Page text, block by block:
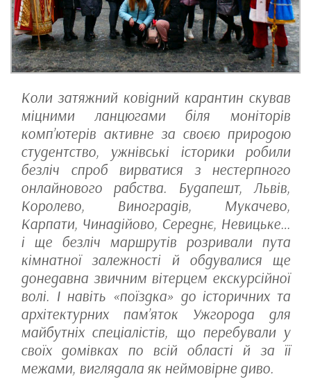
Коли затяжний ковідний карантин скував
міцними ланцюгами біля моніторів
комп’ютерів активне за своєю природою
студентство, ужнівські історики робили
безліч спроб вирватися з нестерпного
онлайнового рабства. Будапешт, Львів,
Королево, Виноградів, Мукачево,
Карпати, Чинадійово, Середнє, Невицьке…
і ще безліч маршрутів розривали пута
кімнатної залежності й обдувалися ще
донедавна звичним вітерцем екскурсійної
волі. І навіть «поїздка» до історичних та
архітектурних пам’яток Ужгорода для
майбутніх спеціалістів, що перебували у
своїх домівках по всій області й за її
межами, виглядала як неймовірне диво.